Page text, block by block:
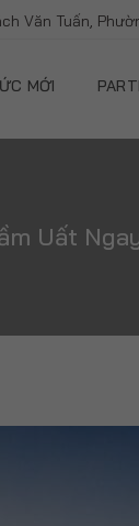
Văn Tuấn,
MỚI
Uất